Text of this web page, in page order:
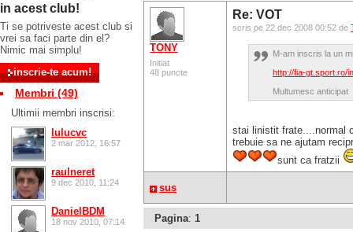
in acest club!
Ti se potriveste acest club si
vrei sa faci parte din el?
Nimic mai simplu!
Membri (49)
Ultimii membri inscrisi:
lulucvc
2 mar 2012, 16:57
raulneret
9 dec 2010, 11:24
DanielBDM
18 nov 2010, 07:14
TONY
Initiat
48 puncte
Re: VOT
scris pe 22 dec 2008 00:52 de
M-am inscris la un
http://fia-gt.sport.ro/
Multumesc anticipat
stai linistit frate....normal
trebuie sa ne ajutam
sunt ca fratzii
sus
Pagina: 1